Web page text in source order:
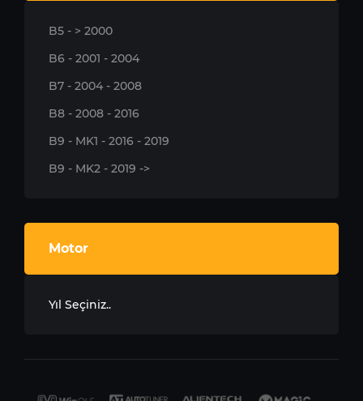
B5 - > 2000
B6 - 2001 - 2004
B7 - 2004 - 2008
B8 - 2008 - 2016
B9 - MK1 - 2016 - 2019
B9 - MK2 - 2019 ->
Motor
Yıl Seçiniz..